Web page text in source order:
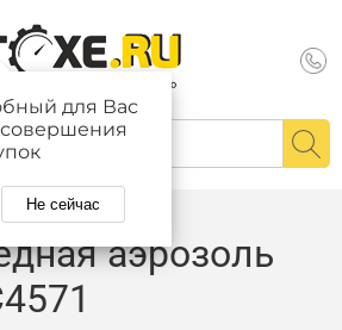
для Вас
Не сейчас
аэрозоль